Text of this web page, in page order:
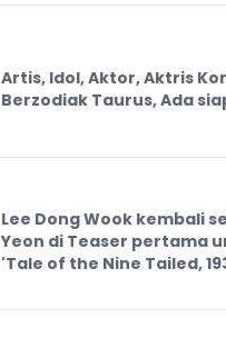
Artis, Idol, Aktor, Aktris
Berzodiak Taurus, Ada
Lee Dong Wook kembali
Yeon di Teaser pertama
'Tale of the Nine Tailed,